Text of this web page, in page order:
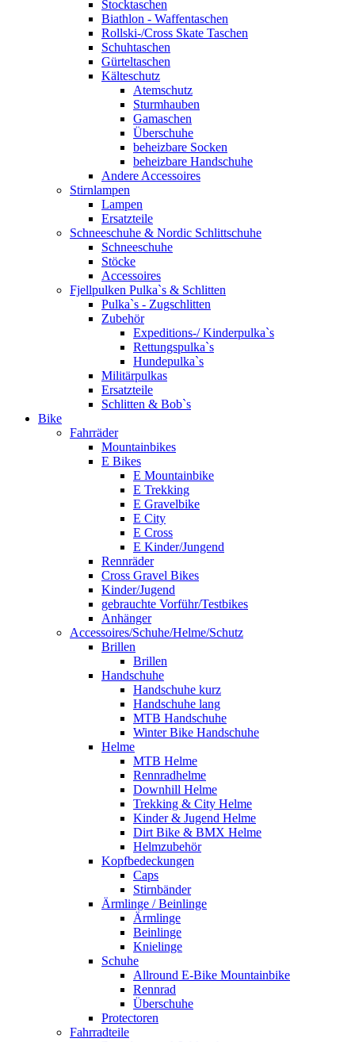
Stocktaschen
Biathlon - Waffentaschen
Rollski-/Cross Skate Taschen
Schuhtaschen
Gürteltaschen
Kälteschutz
Atemschutz
Sturmhauben
Gamaschen
Überschuhe
beheizbare Socken
beheizbare Handschuhe
Andere Accessoires
Stirnlampen
Lampen
Ersatzteile
Schneeschuhe & Nordic Schlittschuhe
Schneeschuhe
Stöcke
Accessoires
Fjellpulken Pulka`s & Schlitten
Pulka`s - Zugschlitten
Zubehör
Expeditions-/ Kinderpulka`s
Rettungspulka`s
Hundepulka`s
Militärpulkas
Ersatzteile
Schlitten & Bob`s
Bike
Fahrräder
Mountainbikes
E Bikes
E Mountainbike
E Trekking
E Gravelbike
E City
E Cross
E Kinder/Jungend
Rennräder
Cross Gravel Bikes
Kinder/Jugend
gebrauchte Vorführ/Testbikes
Anhänger
Accessoires/Schuhe/Helme/Schutz
Brillen
Brillen
Handschuhe
Handschuhe kurz
Handschuhe lang
MTB Handschuhe
Winter Bike Handschuhe
Helme
MTB Helme
Rennradhelme
Downhill Helme
Trekking & City Helme
Kinder & Jugend Helme
Dirt Bike & BMX Helme
Helmzubehör
Kopfbedeckungen
Caps
Stirnbänder
Ärmlinge / Beinlinge
Ärmlinge
Beinlinge
Knielinge
Schuhe
Allround E-Bike Mountainbike
Rennrad
Überschuhe
Protectoren
Fahrradteile